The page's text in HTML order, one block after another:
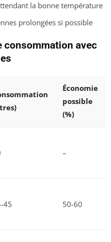
la bonne température
prolongées si possible
consommation avec
Économie
possible
(%)
–
45 50-60